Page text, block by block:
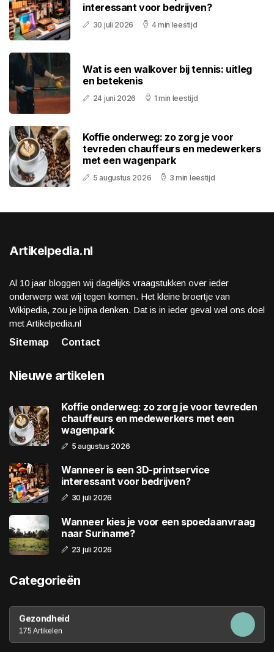
interessant voor bedrijven?
30 juli 2026 4 min leestijd
Wat is een walkover bij tennis: uitleg
en betekenis
24 juni 2026 1 min leestijd
Koffie onderweg: zo zorg je voor
tevreden chauffeurs en medewerkers
met een wagenpark
5 augustus 2026 3 min leestijd
Artikelpedia.nl
Al 10 jaar bloggen wij dagelijks vraagstukken over ieder
onderwerp wat wij tegen komen. Het kleine broertje van
Wikipedia, zou je bijna denken. Dat is in ieder geval wel ons doel
met Artikelpedia.nl
Sitemap
Contact
Nieuwe artikelen
Koffie onderweg: zo zorg je voor tevreden
chauffeurs en medewerkers met een
wagenpark
5 augustus 2026
Wanneer is een 3D-printservice
interessant voor bedrijven?
30 juli 2026
Wanneer kies je voor een spoedaanvraag
naar Suriname?
23 juli 2026
Categorieën
Gezondheid
175 Artikelen